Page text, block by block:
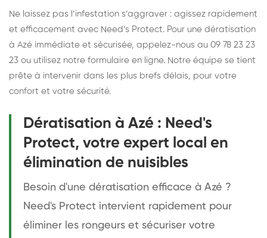
Ne laissez pas l’infestation s’aggraver : agissez rapidement
et efficacement avec Need’s Protect. Pour une dératisation
à Azé immédiate et sécurisée, appelez-nous au 09 78 23 23
23 ou utilisez notre formulaire en ligne. Notre équipe se tient
prête à intervenir dans les plus brefs délais, pour votre
confort et votre sécurité.
Dératisation à Azé : Need's
Protect, votre expert local en
élimination de nuisibles
Besoin d'une dératisation efficace à Azé ?
Need's Protect intervient rapidement pour
éliminer les rongeurs et sécuriser votre